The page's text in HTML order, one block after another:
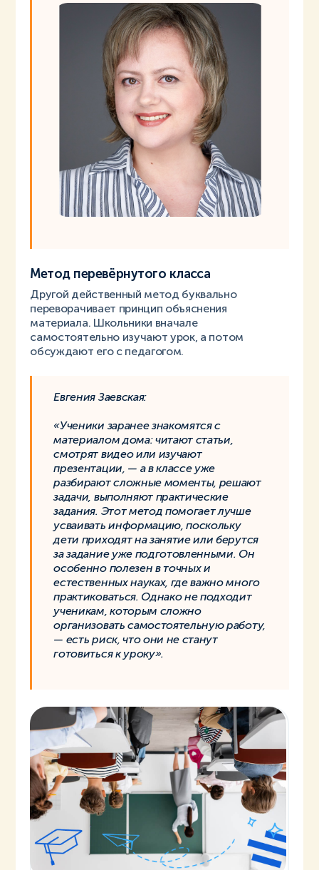
Метод перевёрнутого класса
Другой действенный метод буквально
переворачивает принцип объяснения
материала. Школьники вначале
самостоятельно изучают урок, а потом
обсуждают его с педагогом.
Евгения Заевская:
«Ученики заранее знакомятся с
материалом дома: читают статьи,
смотрят видео или изучают
презентации, — а в классе уже
разбирают сложные моменты, решают
задачи, выполняют практические
задания. Этот метод помогает лучше
усваивать информацию, поскольку
дети приходят на занятие или берутся
за задание уже подготовленными. Он
особенно полезен в точных и
естественных науках, где важно много
практиковаться. Однако не подходит
ученикам, которым сложно
организовать самостоятельную работу,
— есть риск, что они не станут
готовиться к уроку».